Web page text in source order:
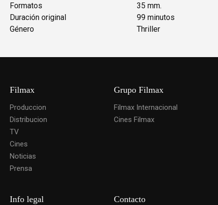
Formatos
35 mm.
Duración original
99 minutos
Género
Thriller
Filmax
Produccion
Distribucion
TV
Cines
Noticias
Prensa
Grupo Filmax
Filmax Internacional
Cines Filmax
Info legal Contacto